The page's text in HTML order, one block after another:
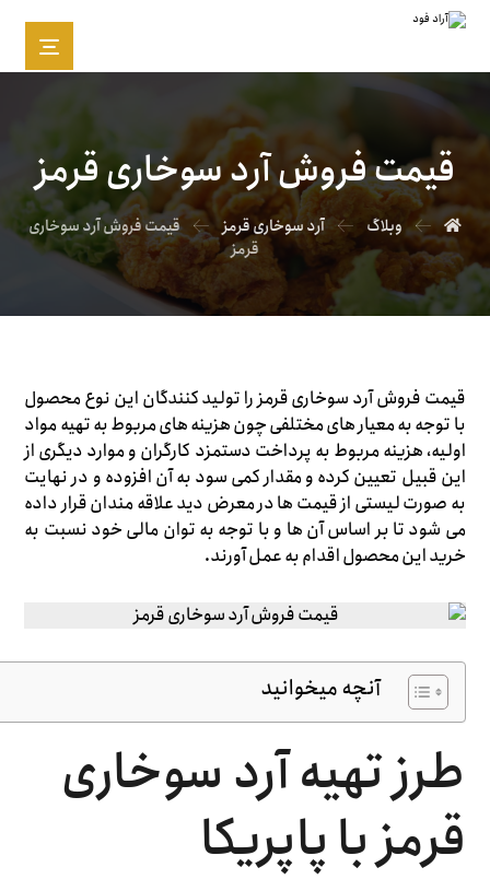
قیمت فروش آرد سوخاری قرمز
وبلاگ آرد سوخاری قرمز
قیمت فروش آرد سوخاری
قرمز
قیمت فروش آرد سوخاری قرمز را تولید کنندگان این نوع محصول
با توجه به معیار های مختلفی چون هزینه های مربوط به تهیه مواد
اولیه، هزینه مربوط به پرداخت دستمزد کارگران و موارد دیگری از
این قبیل تعیین کرده و مقدار کمی سود به آن افزوده و در نهایت
به صورت لیستی از قیمت ها در معرض دید علاقه مندان قرار داده
می شود تا بر اساس آن ها و با توجه به توان مالی خود نسبت به
خرید این محصول اقدام به عمل آورند.
آنچه میخوانید
طرز تهیه آرد سوخاری
قرمز با پاپریکا